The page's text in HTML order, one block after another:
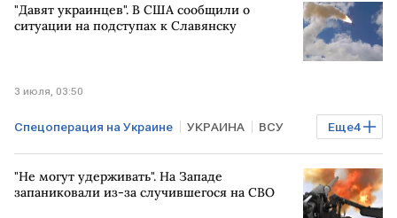
ЗАПАД Общество
"Давят украинцев". В США сообщили о
ситуации на подступах к Славянску
3 июля, 03:50
Еще4
Спецоперация на Украине УКРАИНА ВСУ
ДОНБАСС Киев РОССИЯ Скотт Риттер
"Не могут удерживать". На Западе
запаниковали из-за случившегося на СВО